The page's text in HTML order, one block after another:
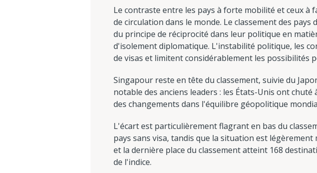
Le contraste entre les pays à forte mobilité et ceux
de circulation dans le monde. Le classement des
du principe de réciprocité dans leur politique en
d'isolement diplomatique. L'instabilité politique, les
de visas et limitent considérablement les possibilités
Singapour reste en tête du classement, suivie du
notable des anciens leaders : les États-Unis ont
des changements dans l'équilibre géopolitique
L'écart est particulièrement flagrant en bas du
pays sans visa, tandis que la situation est
et la dernière place du classement atteint 168
de l'indice.